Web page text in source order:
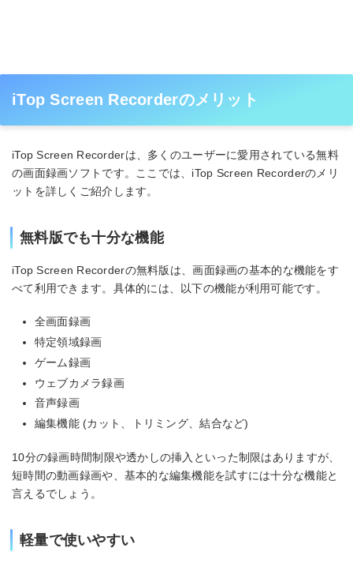
iTop Screen Recorderのメリット
iTop Screen Recorderは、多くのユーザーに愛用されている無料
の画面録画ソフトです。ここでは、iTop Screen Recorderのメリ
ットを詳しくご紹介します。
無料版でも十分な機能
iTop Screen Recorderの無料版は、画面録画の基本的な機能をす
べて利用できます。具体的には、以下の機能が利用可能です。
全画面録画
特定領域録画
ゲーム録画
ウェブカメラ録画
音声録画
編集機能 (カット、トリミング、結合など)
10分の録画時間制限や透かしの挿入といった制限はありますが、
短時間の動画録画や、基本的な編集機能を試すには十分な機能と
言えるでしょう。
軽量で使いやすい